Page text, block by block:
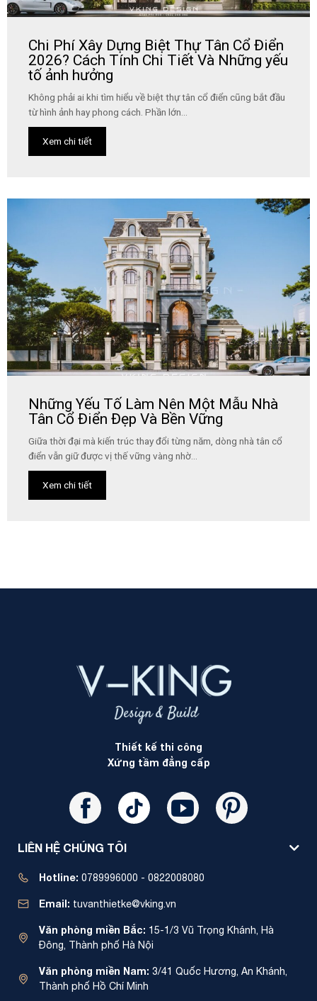
Chi Phí Xây Dựng Biệt Thự Tân Cổ Điển
2026? Cách Tính Chi Tiết Và Những yếu
tố ảnh hưởng
Không phải ai khi tìm hiểu về biệt thự tân cổ điển cũng bắt đầu
từ hình ảnh hay phong cách. Phần lớn...
Xem chi tiết
Những Yếu Tố Làm Nên Một Mẫu Nhà
Tân Cổ Điển Đẹp Và Bền Vững
Giữa thời đại mà kiến trúc thay đổi từng năm, dòng nhà tân cổ
điển vẫn giữ được vị thế vững vàng nhờ...
Xem chi tiết
Thiết kế thi công
Xứng tầm đẳng cấp
LIÊN HỆ CHÚNG TÔI
Hotline: 0789996000 - 0822008080
Email: tuvanthietke@vking.vn
Văn phòng miền Bắc: 15-1/3 Vũ Trọng Khánh, Hà
Đông, Thành phố Hà Nội
Văn phòng miền Nam: 3/41 Quốc Hương, An Khánh,
Thành phố Hồ Chí Minh